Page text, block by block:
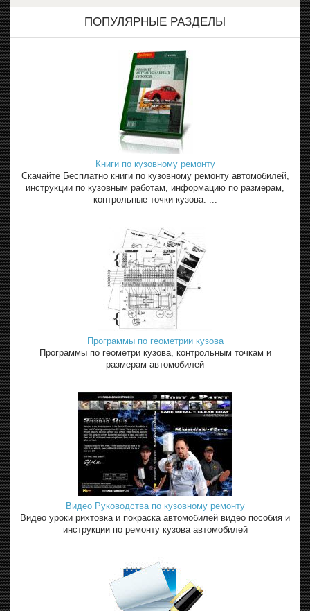
ПОПУЛЯРНЫЕ РАЗДЕЛЫ
Книги по кузовному ремонту
Скачайте Бесплатно книги по кузовному ремонту автомобилей,
инструкции по кузовным работам, информацию по размерам,
контрольные точки кузова. ...
Программы по геометрии кузова
Программы по геометри кузова, контрольным точкам и
размерам автомобилей
Видео Руководства по кузовному ремонту
Видео уроки рихтовка и покраска автомобилей видео пособия и
инструкции по ремонту кузова автомобилей